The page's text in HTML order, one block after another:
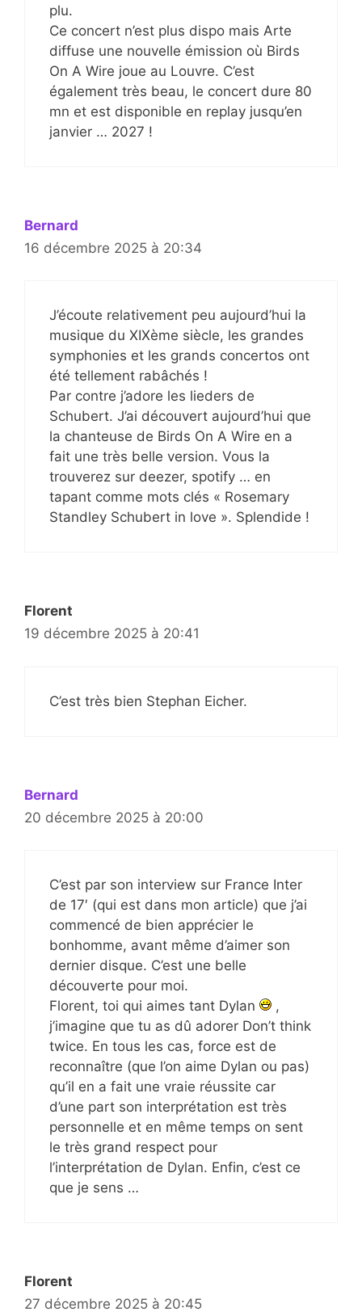
plu.
Ce concert n’est plus dispo mais Arte
diffuse une nouvelle émission où Birds
On A Wire joue au Louvre. C’est
également très beau, le concert dure 80
mn et est disponible en replay jusqu’en
janvier … 2027 !
Bernard
16 décembre 2025 à 20:34
J’écoute relativement peu aujourd’hui la
musique du XIXème siècle, les grandes
symphonies et les grands concertos ont
été tellement rabâchés !
Par contre j’adore les lieders de
Schubert. J’ai découvert aujourd’hui que
la chanteuse de Birds On A Wire en a
fait une très belle version. Vous la
trouverez sur deezer, spotify … en
tapant comme mots clés « Rosemary
Standley Schubert in love ». Splendide !
Florent
19 décembre 2025 à 20:41
C’est très bien Stephan Eicher.
Bernard
20 décembre 2025 à 20:00
C’est par son interview sur France Inter
de 17′ (qui est dans mon article) que j’ai
commencé de bien apprécier le
bonhomme, avant même d’aimer son
dernier disque. C’est une belle
découverte pour moi.
Florent, toi qui aimes tant Dylan
,
j’imagine que tu as dû adorer Don’t think
twice. En tous les cas, force est de
reconnaître (que l’on aime Dylan ou pas)
qu’il en a fait une vraie réussite car
d’une part son interprétation est très
personnelle et en même temps on sent
le très grand respect pour
l’interprétation de Dylan. Enfin, c’est ce
que je sens …
Florent
27 décembre 2025 à 20:45